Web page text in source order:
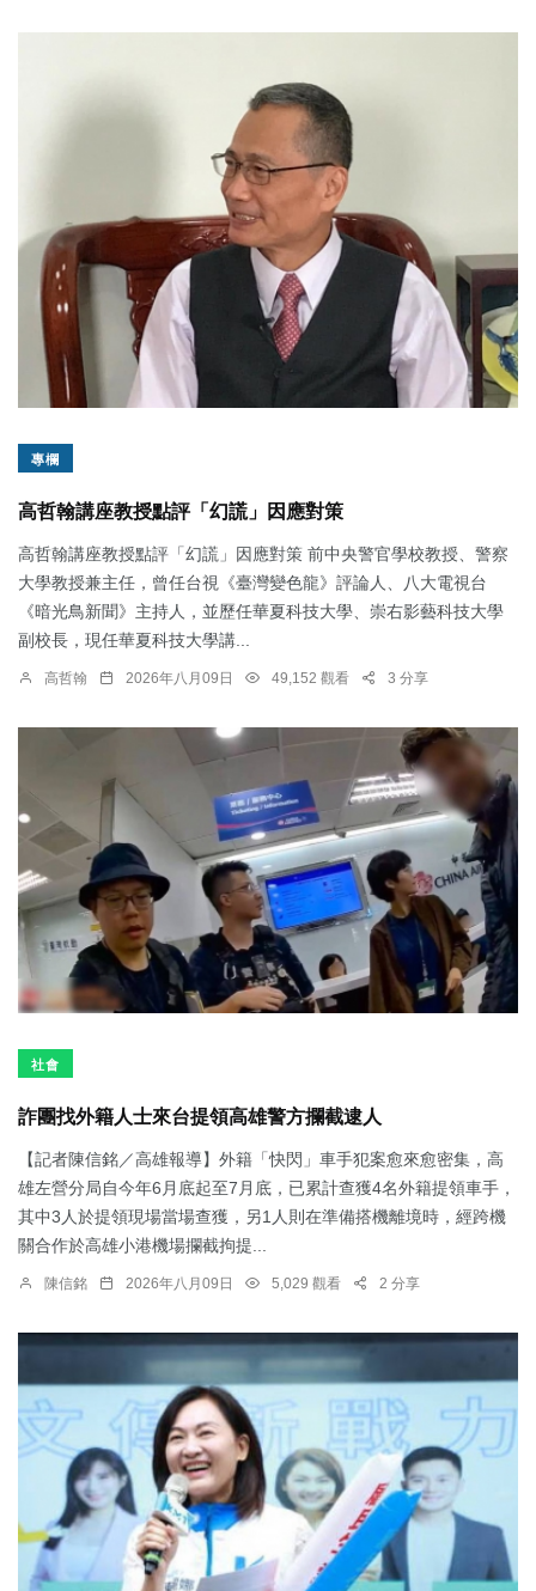
專欄
高哲翰講座教授點評「幻謊」因應對策
高哲翰講座教授點評「幻謊」因應對策 前中央警官學校教授、警察
大學教授兼主任，曾任台視《臺灣變色龍》評論人、八大電視台
《暗光鳥新聞》主持人，並歷任華夏科技大學、崇右影藝科技大學
副校長，現任華夏科技大學講...
高哲翰 2026年八月09日 49,152 觀看 3 分享
社會
詐團找外籍人士來台提領高雄警方攔截逮人
【記者陳信銘／高雄報導】外籍「快閃」車手犯案愈來愈密集，高
雄左營分局自今年6月底起至7月底，已累計查獲4名外籍提領車手，
其中3人於提領現場當場查獲，另1人則在準備搭機離境時，經跨機
關合作於高雄小港機場攔截拘提...
陳信銘 2026年八月09日 5,029 觀看 2 分享